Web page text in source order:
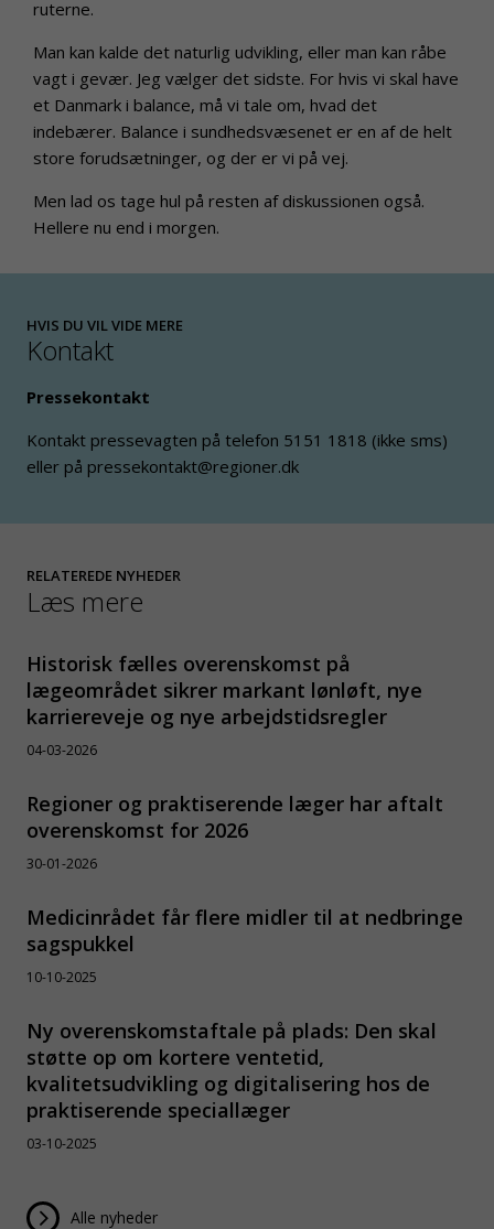
ruterne.
Man kan kalde det naturlig udvikling, eller man kan råbe
vagt i gevær. Jeg vælger det sidste. For hvis vi skal have
et Danmark i balance, må vi tale om, hvad det
indebærer. Balance i sundhedsvæsenet er en af de helt
store forudsætninger, og der er vi på vej.
Men lad os tage hul på resten af diskussionen også.
Hellere nu end i morgen.
HVIS DU VIL VIDE MERE
Kontakt
Pressekontakt
Kontakt pressevagten på telefon 5151 1818 (ikke sms)
eller på pressekontakt@regioner.dk
RELATEREDE NYHEDER
Læs mere
Historisk fælles overenskomst på
lægeområdet sikrer markant lønløft, nye
karriereveje og nye arbejdstidsregler
04-03-2026
Regioner og praktiserende læger har aftalt
overenskomst for 2026
30-01-2026
Medicinrådet får flere midler til at nedbringe
sagspukkel
10-10-2025
Ny overenskomstaftale på plads: Den skal
støtte op om kortere ventetid,
kvalitetsudvikling og digitalisering hos de
praktiserende speciallæger
03-10-2025
Alle nyheder